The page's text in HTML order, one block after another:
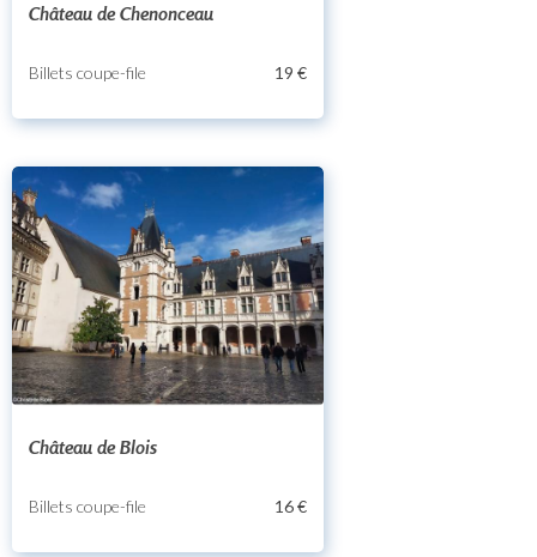
Château de Chenonceau
Billets coupe-file 19 €
Château de Blois
Billets coupe-file 16 €